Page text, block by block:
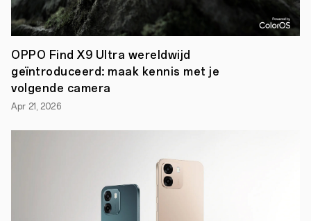
geselecteerde
foto’s
tentoongesteld
via
sociale
OPPO Find X9 Ultra wereldwijd
geïntroduceerd: maak kennis met je
volgende camera
Apr 21, 2026